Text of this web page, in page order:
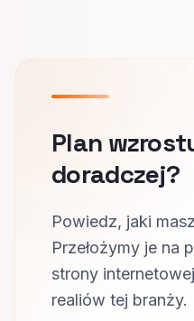
Plan
doradczej?
Powiedz, jaki
Przełożymy je na
strony
realiów tej branży.